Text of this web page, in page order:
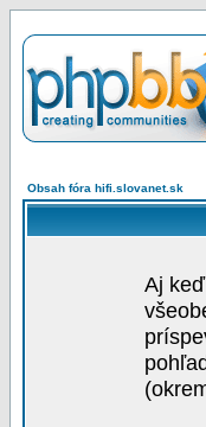
Obsah fóra hifi.slovanet.sk
Aj